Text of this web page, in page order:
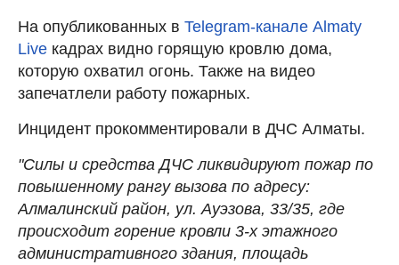
На опубликованных в Telegram-канале Almaty
Live кадрах видно горящую кровлю дома,
которую охватил огонь. Также на видео
запечатлели работу пожарных.
Инцидент прокомментировали в ДЧС Алматы.
"Силы и средства ДЧС ликвидируют пожар по
повышенному рангу вызова по адресу:
Алмалинский район, ул. Ауэзова, 33/35, где
происходит горение кровли 3-х этажного
административного здания, площадь